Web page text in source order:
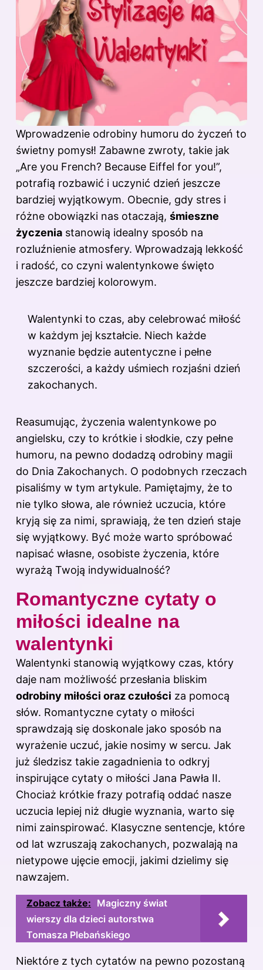
Wprowadzenie odrobiny humoru do życzeń to
świetny pomysł! Zabawne zwroty, takie jak
„Are you French? Because Eiffel for you!”,
potrafią rozbawić i uczynić dzień jeszcze
bardziej wyjątkowym. Obecnie, gdy stres i
różne obowiązki nas otaczają, śmieszne
życzenia stanowią idealny sposób na
rozluźnienie atmosfery. Wprowadzają lekkość
i radość, co czyni walentynkowe święto
jeszcze bardziej kolorowym.
Walentynki to czas, aby celebrować miłość
w każdym jej kształcie. Niech każde
wyznanie będzie autentyczne i pełne
szczerości, a każdy uśmiech rozjaśni dzień
zakochanych.
Reasumując, życzenia walentynkowe po
angielsku, czy to krótkie i słodkie, czy pełne
humoru, na pewno dodadzą odrobiny magii
do Dnia Zakochanych. O podobnych rzeczach
pisaliśmy w tym artykule. Pamiętajmy, że to
nie tylko słowa, ale również uczucia, które
kryją się za nimi, sprawiają, że ten dzień staje
się wyjątkowy. Być może warto spróbować
napisać własne, osobiste życzenia, które
wyrażą Twoją indywidualność?
Romantyczne cytaty o
miłości idealne na
walentynki
Walentynki stanowią wyjątkowy czas, który
daje nam możliwość przesłania bliskim
odrobiny miłości oraz czułości za pomocą
słów. Romantyczne cytaty o miłości
sprawdzają się doskonale jako sposób na
wyrażenie uczuć, jakie nosimy w sercu. Jak
już śledzisz takie zagadnienia to odkryj
inspirujące cytaty o miłości Jana Pawła II.
Chociaż krótkie frazy potrafią oddać nasze
uczucia lepiej niż długie wyznania, warto się
nimi zainspirować. Klasyczne sentencje, które
od lat wzruszają zakochanych, pozwalają na
nietypowe ujęcie emocji, jakimi dzielimy się
nawzajem.
Zobacz także: Magiczny świat
wierszy dla dzieci autorstwa
Tomasza Plebańskiego
Niektóre z tych cytatów na pewno pozostaną